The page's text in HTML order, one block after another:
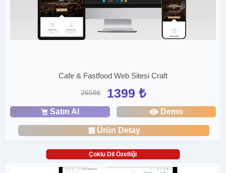
Cafe & Fastfood Web Sitesi Craft
2658₺ 1399 ₺
Satın Al Demo
Ürün Detay
Çoklu Dil Özelliği